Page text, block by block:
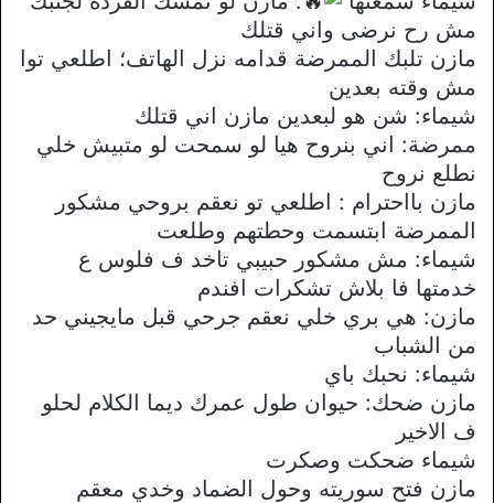
مش رح نرضى واني قتلك
مازن تلبك الممرضة قدامه نزل الهاتف؛ اطلعي توا
مش وقته بعدين
شيماء: شن هو لبعدين مازن اني قتلك
ممرضة: اني بنروح هيا لو سمحت لو متبيش خلي
نطلع نروح
مازن بااحترام : اطلعي تو نعقم بروحي مشكور
الممرضة ابتسمت وحطتهم وطلعت
شيماء: مش مشكور حبيبي تاخد ف فلوس ع
خدمتها فا بلاش تشكرات افندم
مازن: هي بري خلي نعقم جرحي قبل مايجيني حد
من الشباب
شيماء: نحبك باي
مازن ضحك: حيوان طول عمرك ديما الكلام لحلو
ف الاخير
شيماء ضحكت وصكرت
مازن فتح سوريته وحول الضماد وخدي معقم